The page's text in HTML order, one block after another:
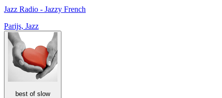
Jazz Radio - Jazzy French
Parijs, Jazz
best of slow